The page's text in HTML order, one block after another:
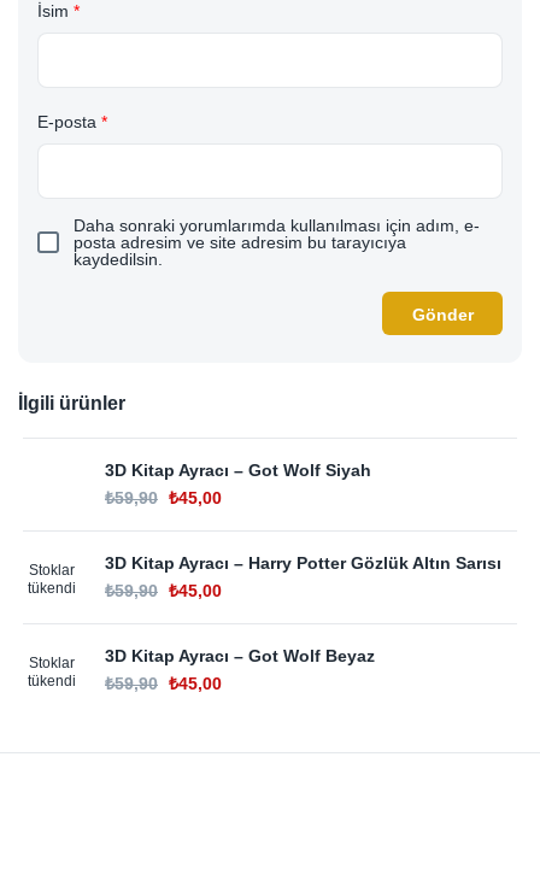
İsim *
E-posta *
Daha sonraki yorumlarımda kullanılması için adım, e-
posta adresim ve site adresim bu tarayıcıya
kaydedilsin.
İlgili ürünler
3D Kitap Ayracı – Got Wolf Siyah
₺59,90 ₺45,00
Stoklar
tükendi
3D Kitap Ayracı – Harry Potter Gözlük Altın Sarısı
₺59,90 ₺45,00
Stoklar
tükendi
3D Kitap Ayracı – Got Wolf Beyaz
₺59,90 ₺45,00